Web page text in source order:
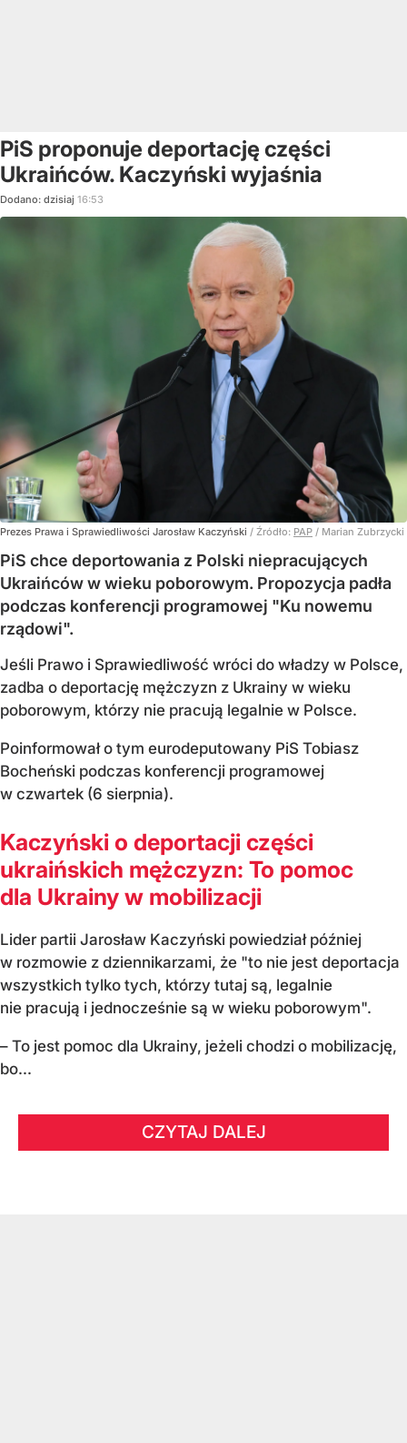
PiS proponuje deportację części
Ukraińców. Kaczyński wyjaśnia
Dodano: dzisiaj 16:53
Prezes Prawa i Sprawiedliwości Jarosław Kaczyński / Źródło: PAP / Marian Zubrzycki
PiS chce deportowania z Polski niepracujących
Ukraińców w wieku poborowym. Propozycja padła
podczas konferencji programowej "Ku nowemu
rządowi".
Jeśli Prawo i Sprawiedliwość wróci do władzy w Polsce,
zadba o deportację mężczyzn z Ukrainy w wieku
poborowym, którzy nie pracują legalnie w Polsce.
Poinformował o tym eurodeputowany PiS Tobiasz
Bocheński podczas konferencji programowej
w czwartek (6 sierpnia).
Kaczyński o deportacji części
ukraińskich mężczyzn: To pomoc
dla Ukrainy w mobilizacji
Lider partii Jarosław Kaczyński powiedział później
w rozmowie z dziennikarzami, że "to nie jest deportacja
wszystkich tylko tych, którzy tutaj są, legalnie
nie pracują i jednocześnie są w wieku poborowym".
– To jest pomoc dla Ukrainy, jeżeli chodzi o mobilizację,
bo...
CZYTAJ DALEJ